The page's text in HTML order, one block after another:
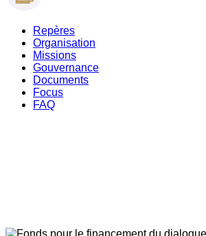
Repères
Organisation
Missions
Gouvernance
Documents
Focus
FAQ